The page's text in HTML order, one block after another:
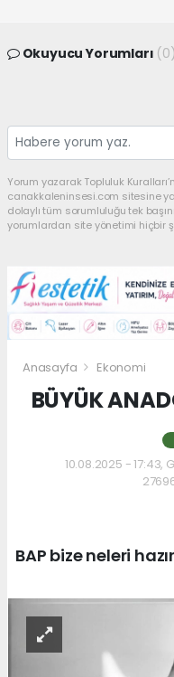
Okuyucu Yorumları (0)
Yorum yazarak Topluluk
canakkaleninsesi.com sitesine
dolaylı tüm sorumluluğu tek
yorumlardan site yönetimi hiçbir
Anasayfa Ekonomi
BÜYÜK
10.08.2025 - 17:43,
BAP bize neleri